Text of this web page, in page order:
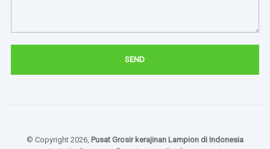
© Copyright 2026, Pusat Grosir kerajinan Lampion di Indonesia